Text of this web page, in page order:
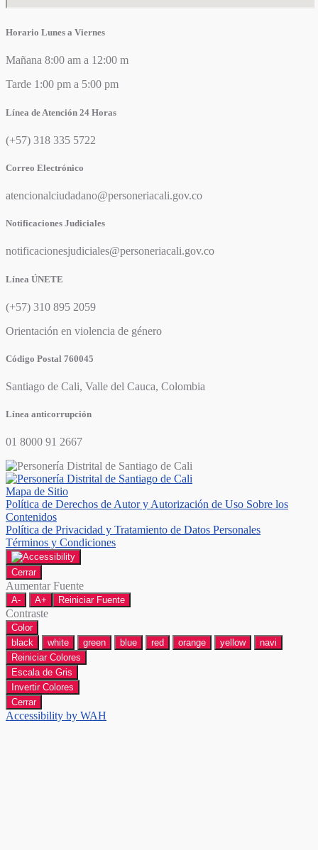
Horario Lunes a Viernes
Mañana 8:00 am a 12:00 m
Tarde 1:00 pm a 5:00 pm
Línea de Atención 24 Horas
(+57) 318 335 5722
Correo Electrónico
atencionalciudadano@personeriacali.gov.co
Notificaciones Judiciales
notificacionesjudiciales@personeriacali.gov.co
Línea ÚNETE
(+57) 310 895 2059
Orientación en violencia de género
Código Postal 760045
Santiago de Cali, Valle del Cauca, Colombia
Línea anticorrupción
01 8000 91 2667
Mapa de Sitio
Política de Derechos de Autor y Autorización de Uso Sobre los
Contenidos
Política de Privacidad y Tratamiento de Datos Personales
Términos y Condiciones
Cerrar
Aumentar Fuente
A- A+ Reiniciar Fuente
Contraste
Color
black
white green blue red orange yellow
navi
Reiniciar Colores
Escala de Gris
Invertir Colores
Cerrar
Accessibility by WAH